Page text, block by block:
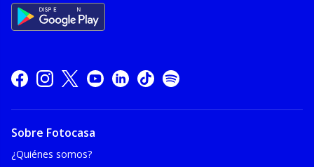
Sobre Fotocasa
¿Quiénes somos?